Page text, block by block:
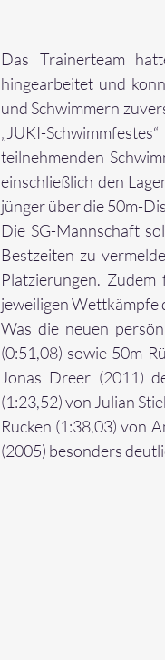
Das Trainerteam
hingearbeitet und
und Schwimmern
„JUKI-
teilnehmenden
einschließlich den
jünger über die 50m-
Die SG-Mannschaft
Bestzeiten zu
Platzierungen.
jeweiligen Wettkämpfe
Was die neuen
(0:51,08) sowie 50m-
Jonas Dreer (2011)
(1:23,52) von Julian
Rücken (1:38,03) von
(2005) besonders